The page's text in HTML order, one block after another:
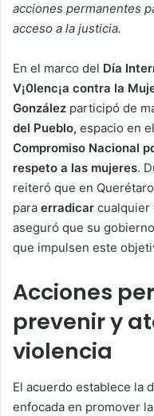
acciones permanentes
acceso a la justicia.
En el marco del Día
V¡0lenc¡a contra la
González participó de
del Pueblo, espacio en
Compromiso Nacional
respeto a las mujeres.
reiteró que en
para erradicar cualquier
aseguró que su
que impulsen este
Acciones
prevenir y
violencia
El acuerdo establece la
enfocada en promover